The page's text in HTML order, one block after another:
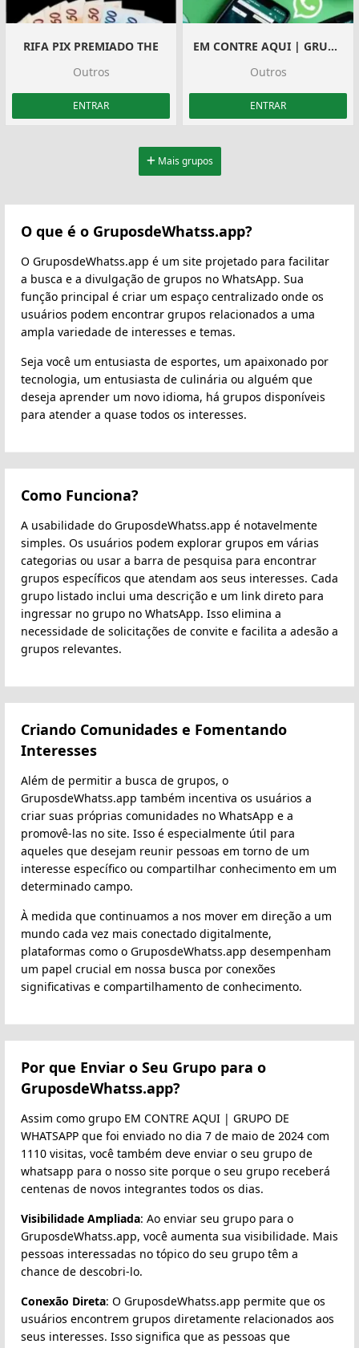
RIFA PIX PREMIADO THE
Outros
ENTRAR
EM CONTRE AQUI | GRUPO DE WHATSAPP
Outros
ENTRAR
Mais grupos
O que é o GruposdeWhatss.app?
O GruposdeWhatss.app é um site projetado para facilitar
a busca e a divulgação de grupos no WhatsApp. Sua
função principal é criar um espaço centralizado onde os
usuários podem encontrar grupos relacionados a uma
ampla variedade de interesses e temas.
Seja você um entusiasta de esportes, um apaixonado por
tecnologia, um entusiasta de culinária ou alguém que
deseja aprender um novo idioma, há grupos disponíveis
para atender a quase todos os interesses.
Como Funciona?
A usabilidade do GruposdeWhatss.app é notavelmente
simples. Os usuários podem explorar grupos em várias
categorias ou usar a barra de pesquisa para encontrar
grupos específicos que atendam aos seus interesses. Cada
grupo listado inclui uma descrição e um link direto para
ingressar no grupo no WhatsApp. Isso elimina a
necessidade de solicitações de convite e facilita a adesão a
grupos relevantes.
Criando Comunidades e Fomentando
Interesses
Além de permitir a busca de grupos, o
GruposdeWhatss.app também incentiva os usuários a
criar suas próprias comunidades no WhatsApp e a
promovê-las no site. Isso é especialmente útil para
aqueles que desejam reunir pessoas em torno de um
interesse específico ou compartilhar conhecimento em um
determinado campo.
À medida que continuamos a nos mover em direção a um
mundo cada vez mais conectado digitalmente,
plataformas como o GruposdeWhatss.app desempenham
um papel crucial em nossa busca por conexões
significativas e compartilhamento de conhecimento.
Por que Enviar o Seu Grupo para o
GruposdeWhatss.app?
Assim como grupo EM CONTRE AQUI | GRUPO DE
WHATSAPP que foi enviado no dia 7 de maio de 2024 com
1110 visitas, você também deve enviar o seu grupo de
whatsapp para o nosso site porque o seu grupo receberá
centenas de novos integrantes todos os dias.
Visibilidade Ampliada: Ao enviar seu grupo para o
GruposdeWhatss.app, você aumenta sua visibilidade. Mais
pessoas interessadas no tópico do seu grupo têm a
chance de descobri-lo.
Conexão Direta: O GruposdeWhatss.app permite que os
usuários encontrem grupos diretamente relacionados aos
seus interesses. Isso significa que as pessoas que